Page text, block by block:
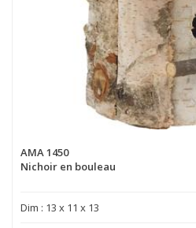
AMA 1450
Nichoir en bouleau
Dim : 13 x 11 x 13